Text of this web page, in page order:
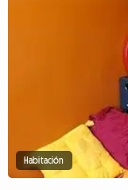
Habitación